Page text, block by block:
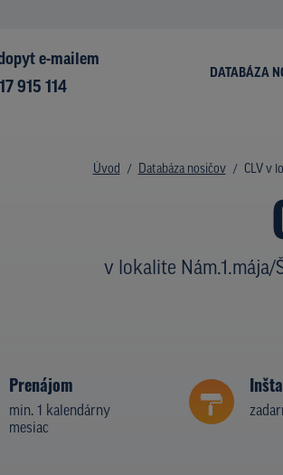
e-mailem
915 114
DATABÁZA
Úvod Databáza nosičov CLV v
v lokalite
Prenájom
min. 1 kalendárny
mesiac